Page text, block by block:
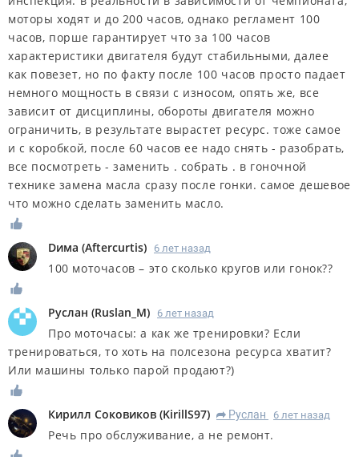
моторы ходят и до 200 часов, однако регламент 100
часов, порше гарантирует что за 100 часов
характеристики двигателя будут стабильными, далее
как повезет, но по факту после 100 часов просто падает
немного мощность в связи с износом, опять же, все
зависит от дисциплины, обороты двигателя можно
ограничить, в результате вырастет ресурс. тоже самое
и с коробкой, после 60 часов ее надо снять - разобрать,
все посмотреть - заменить . собрать . в гоночной
технике замена масла сразу после гонки. самое дешевое
что можно сделать заменить масло.
Dима (Aftercurtis) 6 лет назад
100 моточасов – это сколько кругов или гонок??
Руслан (Ruslan_M) 6 лет назад
Про моточасы: а как же тренировки? Если
тренироваться, то хоть на полсезона ресурса хватит?
Или машины только парой продают?)
Кирилл Соковиков (KirillS97) R Руслан 6 лет назад
Речь про обслуживание, а не ремонт.